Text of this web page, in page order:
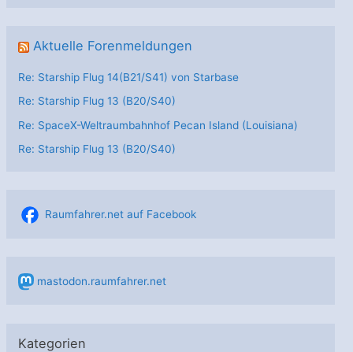
Aktuelle Forenmeldungen
Re: Starship Flug 14(B21/S41) von Starbase
Re: Starship Flug 13 (B20/S40)
Re: SpaceX-Weltraumbahnhof Pecan Island (Louisiana)
Re: Starship Flug 13 (B20/S40)
Raumfahrer.net auf Facebook
mastodon.raumfahrer.net
Kategorien